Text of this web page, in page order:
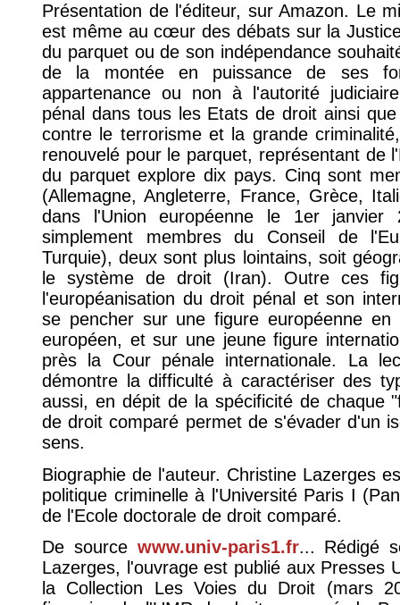
Présentation de l'éditeur, sur Amazon. Le
est même au cœur des débats sur la
du parquet ou de son indépendance
de la montée en puissance de ses
appartenance ou non à l'autorité
pénal dans tous les Etats de droit ainsi
contre le terrorisme et la grande
renouvelé pour le parquet, représentant de
du parquet explore dix pays. Cinq sont
(Allemagne, Angleterre, France, Grèce,
dans l'Union européenne le 1er janvier
simplement membres du Conseil de
Turquie), deux sont plus lointains, soit
le système de droit (Iran). Outre ces
l'européanisation du droit pénal et son
se pencher sur une figure européenne en
européen, et sur une jeune figure
près la Cour pénale internationale. La
démontre la difficulté à caractériser des
aussi, en dépit de la spécificité de chaque
de droit comparé permet de s'évader d'un
sens.
Biographie de l'auteur. Christine Lazerges
politique criminelle à l'Université Paris I
de l'Ecole doctorale de droit comparé.
De source www.univ-paris1.fr... Rédigé
Lazerges, l'ouvrage est publié aux Presses
la Collection Les Voies du Droit (mars